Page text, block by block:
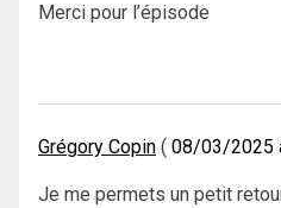
Merci pour l’épisode
Grégory Copin 08/03/2025
Je me permets un petit